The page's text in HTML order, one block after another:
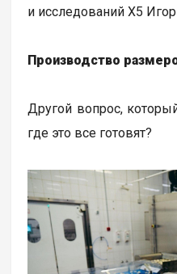
и исследований Х5
Производство
Другой вопрос,
где это все готовят?